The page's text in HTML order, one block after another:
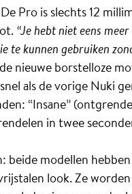
Pro is slechts 12
“Je hebt niet eens
te kunnen gebruiken
nieuwe borstelloze
als de vorige Nuki
“Insane”
in twee
beide modellen
look. Ze